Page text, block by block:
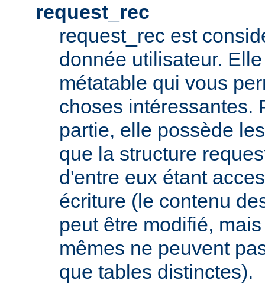
request_rec
request_rec est
donnée utilisateur.
métatable qui vous
choses intéressantes.
partie, elle possède
que la structure
d'entre eux étant
écriture (le contenu
peut être modifié,
mêmes ne peuvent
que tables distinctes).